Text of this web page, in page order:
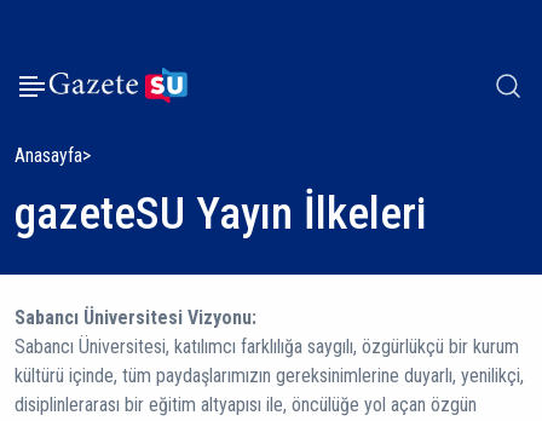
Anasayfa
gazeteSU Yayın İlkeleri
Sabancı Üniversitesi Vizyonu:
Sabancı Üniversitesi, katılımcı farklılığa saygılı, özgürlükçü bir kurum
kültürü içinde, tüm paydaşlarımızın gereksinimlerine duyarlı, yenilikçi,
disiplinlerarası bir eğitim altyapısı ile, öncülüğe yol açan özgün